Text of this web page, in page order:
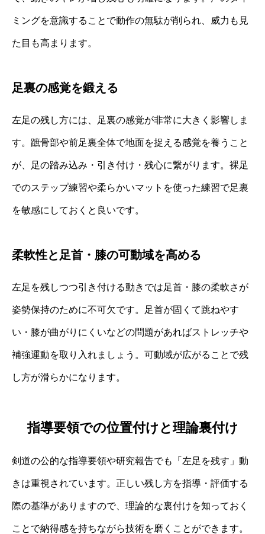
ミングを意識することで動作の無駄が削られ、威力も見
た目も高まります。
足裏の感覚を鍛える
左足の残し方には、足裏の感覚が非常に大きく影響しま
す。蹠骨部や前足裏全体で地面を捉える感覚を養うこと
が、足の踏み込み・引き付け・残心に繋がります。裸足
でのステップ練習や柔らかいマットを使った練習で足裏
を敏感にしておくと良いです。
柔軟性と足首・膝の可動域を高める
左足を残しつつ引き付ける動きでは足首・膝の柔軟さが
姿勢保持のために不可欠です。足首が固くて跳ねやす
い・膝が曲がりにくいなどの問題があればストレッチや
補強運動を取り入れましょう。可動域が広がることで残
し方が滑らかになります。
指導要領での位置付けと理論裏付け
剣道の公的な指導要領や研究報告でも「左足を残す」動
きは重視されています。正しい残し方を指導・評価する
際の基準がありますので、理論的な裏付けを知っておく
ことで納得感を持ちながら技術を磨くことができます。